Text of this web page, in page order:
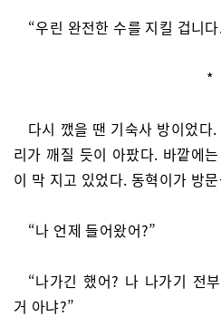
“우린 완전한 수를 지킬 겁니
*
다시 깼을 땐 기숙사 방이었다
리가 깨질 듯이 아팠다. 바깥에
이 막 지고 있었다. 동혁이가 방
“나 언제 들어왔어?”
“나가긴 했어? 나 나가기 전
거 아냐?”